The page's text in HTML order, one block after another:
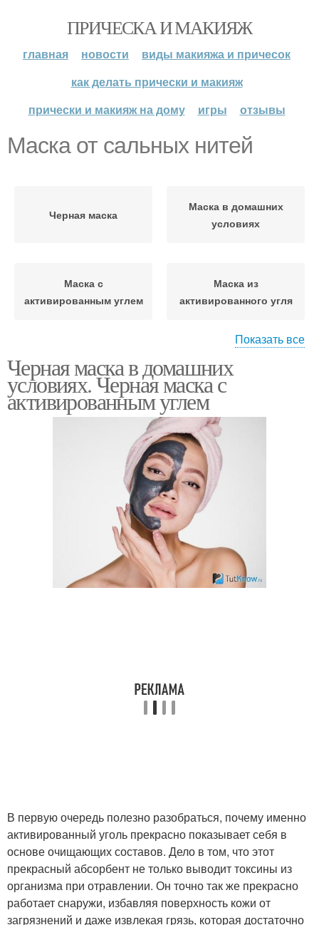
ПРИЧЕСКА И МАКИЯЖ
главная новости
виды макияжа и причесок
как делать прически и макияж
прически и макияж на дому
игры отзывы
Маска от сальных нитей
Черная маска
Маска в домашних
условиях
Маска с
активированным углем
Маска из
активированного угля
Маска из желатина Маска от черных точек
Эффективные маски Маски от черных точек
Маска против черных
Маска от прыщей
Маски с
Показать все
Черная маска в домашних
условиях. Черная маска с
активированным углем
В первую очередь полезно разобраться, почему именно
активированный уголь прекрасно показывает себя в
основе очищающих составов. Дело в том, что этот
прекрасный абсорбент не только выводит токсины из
организма при отравлении. Он точно так же прекрасно
работает снаружи, избавляя поверхность кожи от
загрязнений и даже извлекая грязь, которая достаточно